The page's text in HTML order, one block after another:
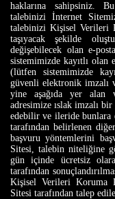
haklarına sahipsiniz.
talebinizi İnternet
talebinizi Kişisel Verileri
taşıyacak şekilde
değişebilecek olan e-
sistemimizde kayıtlı olan
(lütfen sistemimizde
güvenli elektronik imzalı
yine aşağıda yer alan
adresimize ıslak imzalı
edebilir ve ileride bunlara
tarafından belirlenen
başvuru yöntemlerini
Sitesi, talebin niteliğine
gün içinde ücretsiz
tarafından
Kişisel Verileri Koruma
Sitesi tarafından talep